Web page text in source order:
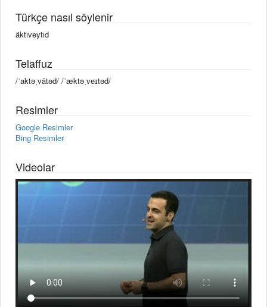
Türkçe nasıl söylenir
äktıveytıd
Telaffuz
/ˈaktəˌvātəd/ /ˈæktəˌveɪtəd/
Resimler
Google Resimler
Bing Resimler
Videolar